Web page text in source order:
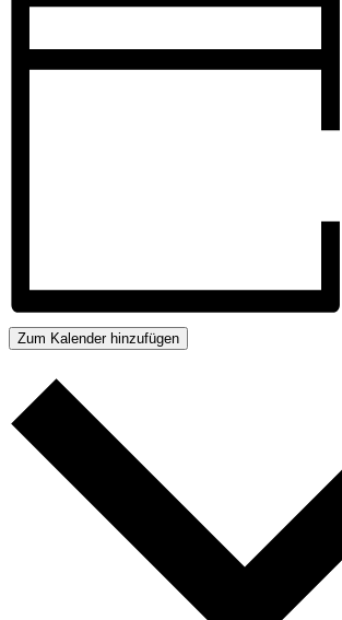
Zum Kalender hinzufügen